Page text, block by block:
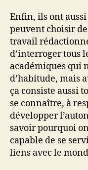
Enfin, ils ont
peuvent choisir
travail
d’interroger tous
académiques qui
d’habitude, mais
ça consiste aussi
se connaître, à
développer
savoir pourquoi
capable de se
liens avec le